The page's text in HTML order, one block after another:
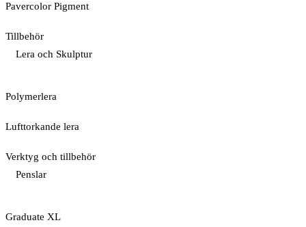
Pavercolor Pigment
Tillbehör
Lera och Skulptur
Polymerlera
Lufttorkande lera
Verktyg och tillbehör
Penslar
Graduate XL